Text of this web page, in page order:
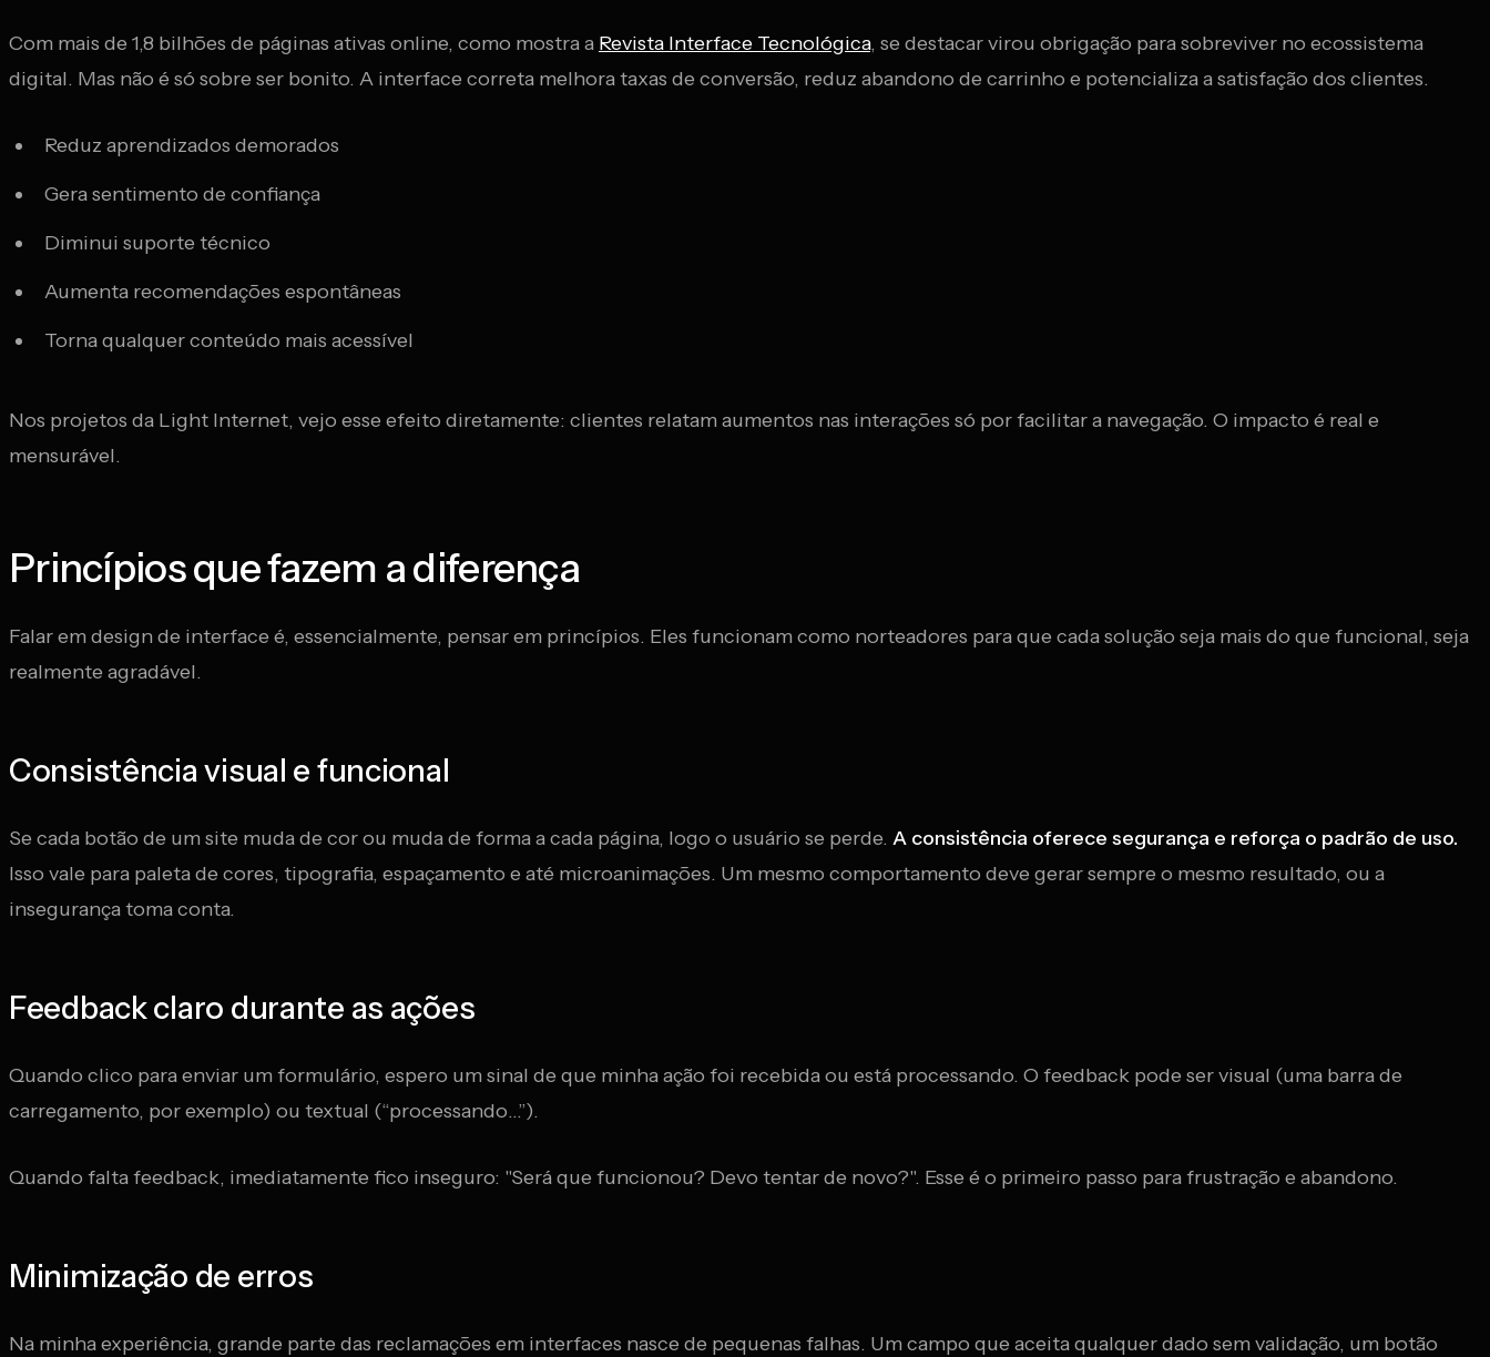
Com mais de 1,8 bilhões de páginas ativas online, como mostra a Revista Interface Tecnológica, se destacar virou obrigação para sobreviver no ecossistema
digital. Mas não é só sobre ser bonito. A interface correta melhora taxas de conversão, reduz abandono de carrinho e potencializa a satisfação dos clientes.
Reduz aprendizados demorados
Gera sentimento de confiança
Diminui suporte técnico
Aumenta recomendações espontâneas
Torna qualquer conteúdo mais acessível
Nos projetos da Light Internet, vejo esse efeito diretamente: clientes relatam aumentos nas interações só por facilitar a navegação. O impacto é real e
mensurável.
Princípios que fazem a diferença
Falar em design de interface é, essencialmente, pensar em princípios. Eles funcionam como norteadores para que cada solução seja mais do que funcional, seja
realmente agradável.
Consistência visual e funcional
Se cada botão de um site muda de cor ou muda de forma a cada página, logo o usuário se perde. A consistência oferece segurança e reforça o padrão de uso.
Isso vale para paleta de cores, tipografia, espaçamento e até microanimações. Um mesmo comportamento deve gerar sempre o mesmo resultado, ou a
insegurança toma conta.
Feedback claro durante as ações
Quando clico para enviar um formulário, espero um sinal de que minha ação foi recebida ou está processando. O feedback pode ser visual (uma barra de
carregamento, por exemplo) ou textual (“processando…”).
Quando falta feedback, imediatamente fico inseguro: "Será que funcionou? Devo tentar de novo?". Esse é o primeiro passo para frustração e abandono.
Minimização de erros
Na minha experiência, grande parte das reclamações em interfaces nasce de pequenas falhas. Um campo que aceita qualquer dado sem validação, um botão